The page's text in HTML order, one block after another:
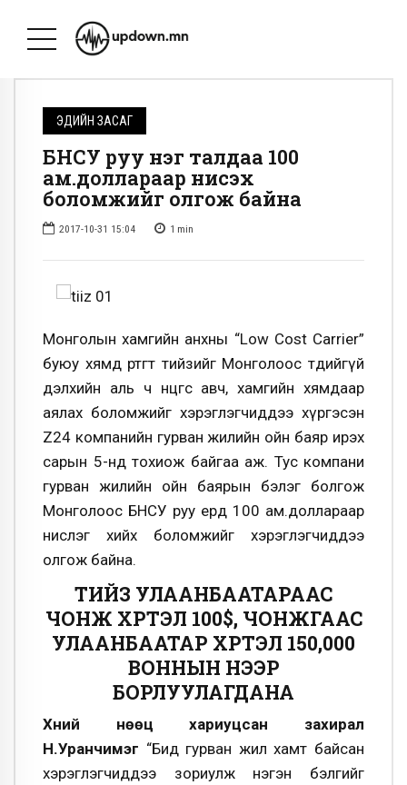
ЭДИЙН ЗАСАГ
БНСУ руу нэг талдаа 100
ам.доллараар нисэх
боломжийг олгож байна
2017-10-31 15:04 1 min
Монголын хамгийн анхны “Low Cost Carrier”
буюу хямд өртөгт тийзийг Монголоос төдийгүй
дэлхийн аль ч өнцгөөс авч, хамгийн хямдаар
аялах боломжийг хэрэглэгчиддээ хүргэсэн
Z24 компанийн гурван жилийн ойн баяр ирэх
сарын 5-нд тохиож байгаа аж. Тус компани
гурван жилийн ойн баярын бэлэг болгож
Монголоос БНСУ руу ердөө 100 ам.доллараар
нислэг хийх боломжийг хэрэглэгчиддээ
олгож байна.
ТИЙЗ УЛААНБААТАРААС
ЧОНЖҮ ХҮРТЭЛ 100$, ЧОНЖҮГААС
УЛААНБААТАР ХҮРТЭЛ 150,000
ВОННЫН ҮНЭЭР
БОРЛУУЛАГДАНА
Хүний нөөц хариуцсан захирал
Н.Уранчимэг “Бид гурван жил хамт байсан
хэрэглэгчиддээ зориулж нэгэн бэлгийг